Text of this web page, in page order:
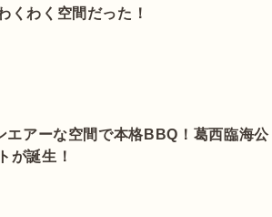
くわく空間だった！
エアーな空間で本格BBQ！葛西臨海公
が誕生！